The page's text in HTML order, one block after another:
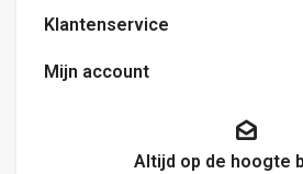
Klantenservice
Mijn account
Altijd op de hoogte